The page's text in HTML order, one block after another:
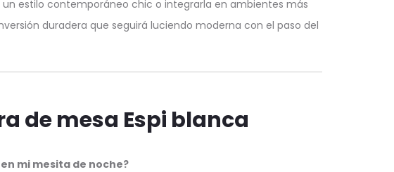
estilo contemporáneo chic o integrarla en ambientes más
duradera que seguirá luciendo moderna con el paso del
de mesa Espi blanca
mi mesita de noche?